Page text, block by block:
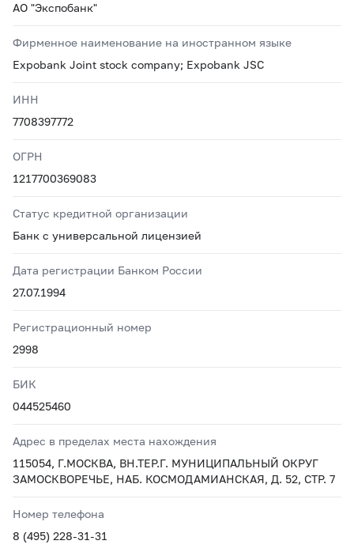
АО "Экспобанк"
Фирменное наименование на иностранном языке
Expobank Joint stock company; Expobank JSC
ИНН
7708397772
ОГРН
1217700369083
Статус кредитной организации
Банк с универсальной лицензией
Дата регистрации Банком России
27.07.1994
Регистрационный номер
2998
БИК
044525460
Адрес в пределах места нахождения
115054, Г.МОСКВА, ВН.ТЕР.Г. МУНИЦИПАЛЬНЫЙ ОКРУГ
ЗАМОСКВОРЕЧЬЕ, НАБ. КОСМОДАМИАНСКАЯ, Д. 52, СТР. 7
Номер телефона
8 (495) 228-31-31